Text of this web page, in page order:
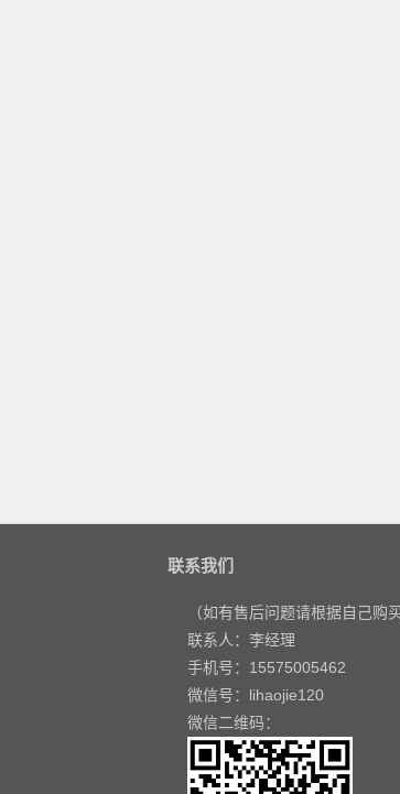
联系我们
（如有售后问题请根据自己购
联系人：李经理
手机号：15575005462
微信号：lihaojie120
微信二维码：